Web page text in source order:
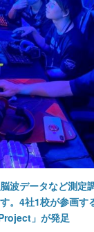
波データなど測定
。4社1校が参画す
」が発足